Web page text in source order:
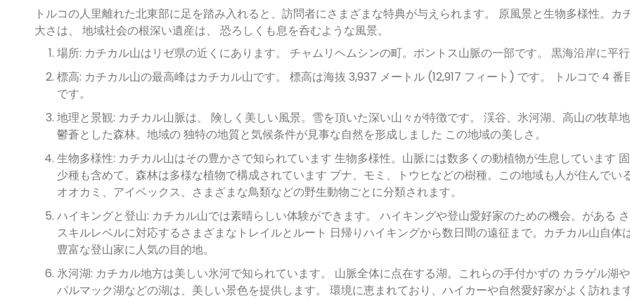
トルコの人里離れた北東部に足を踏み入れると、訪問者にさまざまな特典が与えられます。 原風景と生物多様性。カ
大さは、 地域社会の根深い遺産は、 恐ろしくも息を呑むような風景。
場所: カチカル山はリゼ県の近くにあります。 チャムリヘムシンの町。ポントス山脈の一部です。 黒海沿岸に平
標高: カチカル山の最高峰はカチカル山です。 標高は海抜 3,937 メートル (12,917 フィート) です。 トルコで 4 番
です。
地理と景観: カチカル山脈は、 険しく美しい風景。雪を頂いた深い山々が特徴です。 渓谷、氷河湖、高山の牧草
鬱蒼とした森林。地域の 独特の地質と気候条件が見事な自然を形成しました この地域の美しさ。
生物多様性: カチカル山はその豊かさで知られています 生物多様性。山脈には数多くの動植物が生息しています
少種も含めて。森林は多様な植物で構成されています ブナ、モミ、トウヒなどの樹種。この地域も人が住んでい
オオカミ、アイベックス、さまざまな鳥類などの野生動物ごとに分類されます。
ハイキングと登山: カチカル山では素晴らしい体験ができます。 ハイキングや登山愛好家のための機会。がある
スキルレベルに対応するさまざまなトレイルとルート 日帰りハイキングから数日間の遠征まで。カチカル山自体
豊富な登山家に人気の目的地。
氷河湖: カチカル地方は美しい氷河で知られています。 山脈全体に点在する湖。これらの手付かずの カラゲル湖
パルマック湖などの湖は、美しい景色を提供します。 環境に恵まれており、ハイカーや自然愛好家がよく訪れま